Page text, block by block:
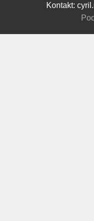
Kontakt: